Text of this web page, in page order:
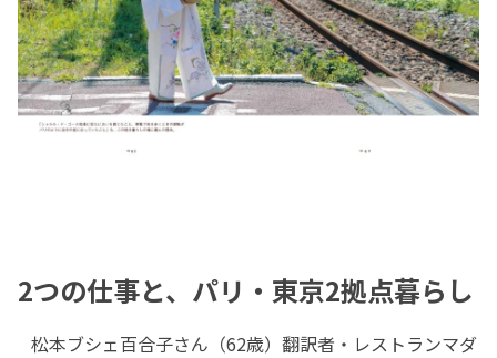
2つの仕事と、パリ・東京2拠点暮らし
松本ブシェ百合子さん（62歳）翻訳者・レストランマダ